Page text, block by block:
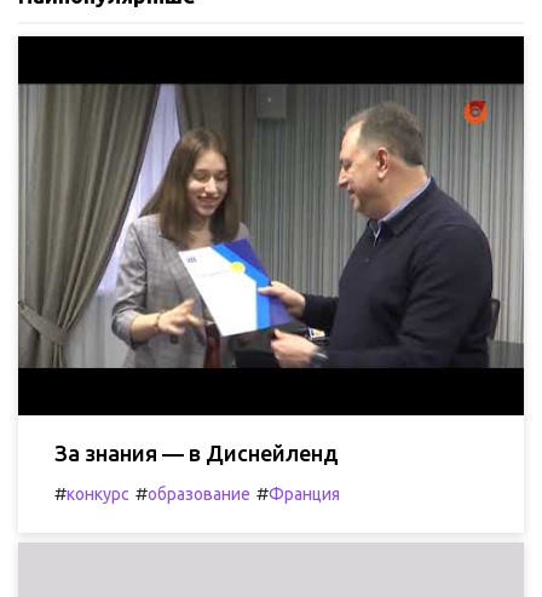
За знания — в Диснейленд
#конкурс #образование #Франция